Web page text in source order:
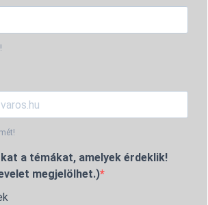
a témákat, amelyek érdeklik!
megjelölhet.)